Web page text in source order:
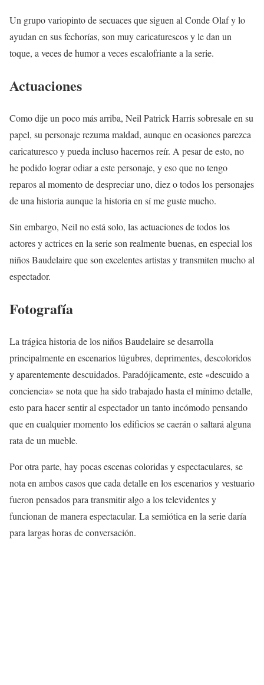
Un grupo variopinto de secuaces que siguen al Conde Olaf y lo
ayudan en sus fechorías, son muy caricaturescos y le dan un
toque, a veces de humor a veces escalofriante a la serie.
Actuaciones
Como dije un poco más arriba, Neil Patrick Harris sobresale en su
papel, su personaje rezuma maldad, aunque en ocasiones parezca
caricaturesco y pueda incluso hacernos reír. A pesar de esto, no
he podido lograr odiar a este personaje, y eso que no tengo
reparos al momento de despreciar uno, diez o todos los personajes
de una historia aunque la historia en sí me guste mucho.
Sin embargo, Neil no está solo, las actuaciones de todos los
actores y actrices en la serie son realmente buenas, en especial los
niños Baudelaire que son excelentes artistas y transmiten mucho al
espectador.
Fotografía
La trágica historia de los niños Baudelaire se desarrolla
principalmente en escenarios lúgubres, deprimentes, descoloridos
y aparentemente descuidados. Paradójicamente, este «descuido a
conciencia» se nota que ha sido trabajado hasta el mínimo detalle,
esto para hacer sentir al espectador un tanto incómodo pensando
que en cualquier momento los edificios se caerán o saltará alguna
rata de un mueble.
Por otra parte, hay pocas escenas coloridas y espectaculares, se
nota en ambos casos que cada detalle en los escenarios y vestuario
fueron pensados para transmitir algo a los televidentes y
funcionan de manera espectacular. La semiótica en la serie daría
para largas horas de conversación.